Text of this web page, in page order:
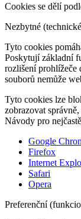
Cookies se dělí
Nezbytné
Tyto cookies
Poskytují základní
rozlišení prohlížeče
souborů nemůže
Tyto cookies lze
zobrazovat
Návody pro
Google
Firefox
Internet
Safari
Opera
Preferenční